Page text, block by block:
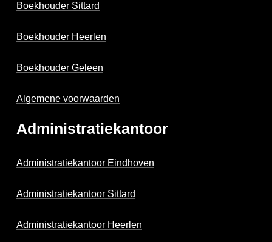
Boekhouder Sittard
Boekhouder Heerlen
Boekhouder Geleen
Algemene voorwaarden
Administratiekantoor
Administratiekantoor Eindhoven
Administratiekantoor Sittard
Administratiekantoor Heerlen